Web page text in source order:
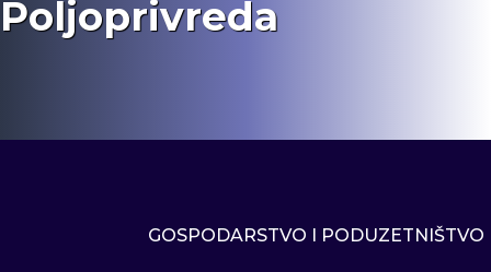
Poljoprivreda
GOSPODARSTVO I PODUZETNIŠTVO